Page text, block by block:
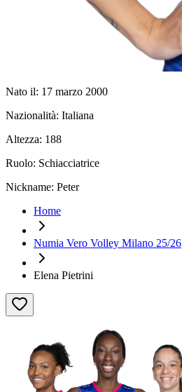
Nato il: 17 marzo 2000
Nazionalità: Italiana
Altezza: 188
Ruolo: Schiacciatrice
Nickname: Peter
Home
Numia Vero Volley Milano 25/26
Elena Pietrini